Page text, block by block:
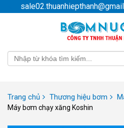
Trang chủ Thương hiệu bơm
Máy bơm chạy xăng Koshin